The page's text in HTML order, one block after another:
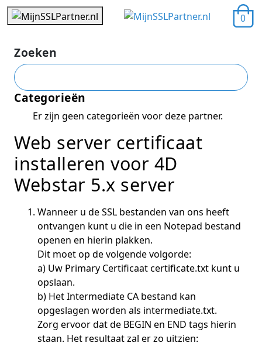
0
Zoeken
Categorieën
Er zijn geen categorieën voor deze partner.
Web server certificaat
installeren voor 4D
Webstar 5.x server
Wanneer u de SSL bestanden van ons heeft
ontvangen kunt u die in een Notepad bestand
openen en hierin plakken.
Dit moet op de volgende volgorde:
a) Uw Primary Certificaat certificate.txt kunt u
opslaan.
b) Het Intermediate CA bestand kan
opgeslagen worden als intermediate.txt.
Zorg ervoor dat de BEGIN en END tags hierin
staan. Het resultaat zal er zo uitzien: